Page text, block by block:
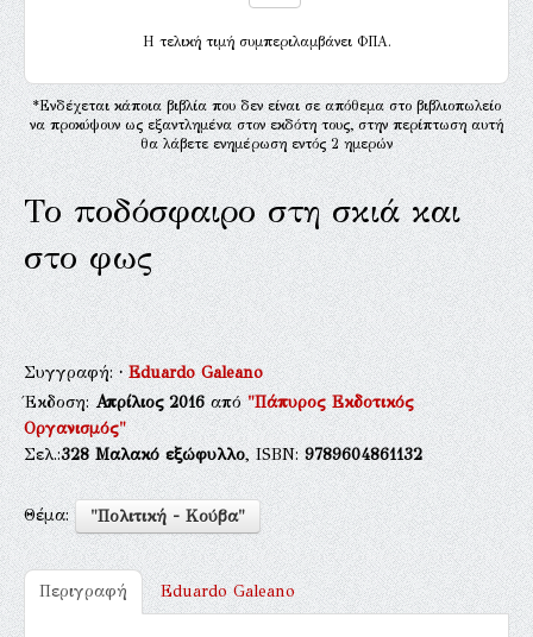
H τελική τιμή συμπεριλαμβάνει ΦΠΑ.
*Ενδέχεται κάποια βιβλία που δεν είναι σε απόθεμα στο βιβλιοπωλείο
να προκύψουν ως εξαντλημένα στον εκδότη τους, στην περίπτωση αυτή
θα λάβετε ενημέρωση εντός 2 ημερών
Το ποδόσφαιρο στη σκιά και
στο φως
Συγγραφή:·Eduardo Galeano
Έκδοση:Απρίλιος 2016από"Πάπυρος Εκδοτικός
Οργανισμός"
Σελ.:328 Μαλακό εξώφυλλο, ISBN:9789604861132
Θέμα: "Πολιτική - Κούβα"
Περιγραφή Eduardo Galeano